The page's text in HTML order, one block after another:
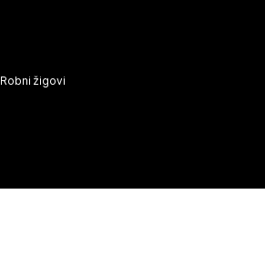
Robni žigovi